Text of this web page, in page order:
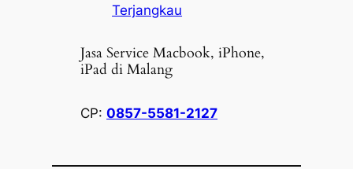
Terjangkau
Jasa Service Macbook, iPhone,
iPad di Malang
CP:0857-5581-2127